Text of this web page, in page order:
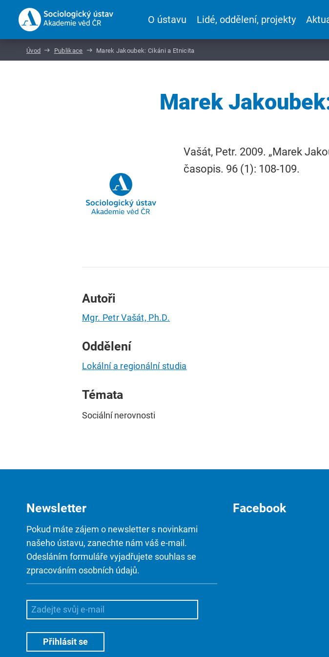
O ústavu Lidé, oddělení, projekty
Úvod Publikace Marek Jakoubek: Cikáni a Etnicita
Marek
Vašát, Petr. 2009. „Marek
časopis. 96 (1): 108-109.
Autoři
Mgr. Petr Vašát, Ph.D.
Oddělení
Lokální a regionální studia
Témata
Sociální nerovnosti
Newsletter
Pokud máte zájem o newsletter s novinkami
našeho ústavu, zanechte nám váš e-mail.
Odesláním formuláře vyjadřujete souhlas se
zpracováním osobních údajů.
Facebook